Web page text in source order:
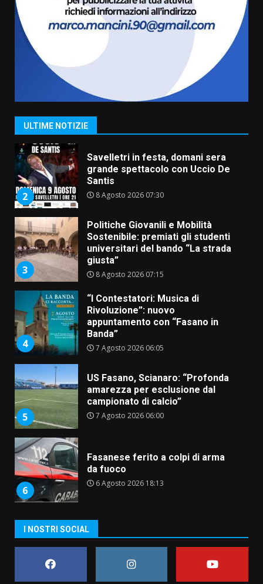
ULTIME NOTIZIE
Carta d’identità: continua il piano
di aperture straordinarie del
Comune di Fasano
6 Agosto 2026 14:16
1
La Banda Città di Fasano apre
ufficialmente la Festa di
2
Savelletri in festa, domani sera
grande spettacolo con Uccio De
Santis
8 Agosto 2026 07:30
3
Politiche Giovanili e Mobilità
Sostenibile: premiati gli studenti
universitari del bando “La strada
giusta”
8 Agosto 2026 07:15
4
“I Contestatori: Musica di
Rivoluzione”: nuovo
appuntamento con “Fasano in
Banda”
7 Agosto 2026 06:05
5
US Fasano, Scianaro: “Profonda
amarezza per esclusione dal
campionato di calcio”
7 Agosto 2026 06:00
6
Fasanese ferito a colpi di arma
da fuoco
6 Agosto 2026 18:13
di aperture straordinarie del
Comune di Fasano
6 Agosto 2026 14:16
I NOSTRI SOCIAL